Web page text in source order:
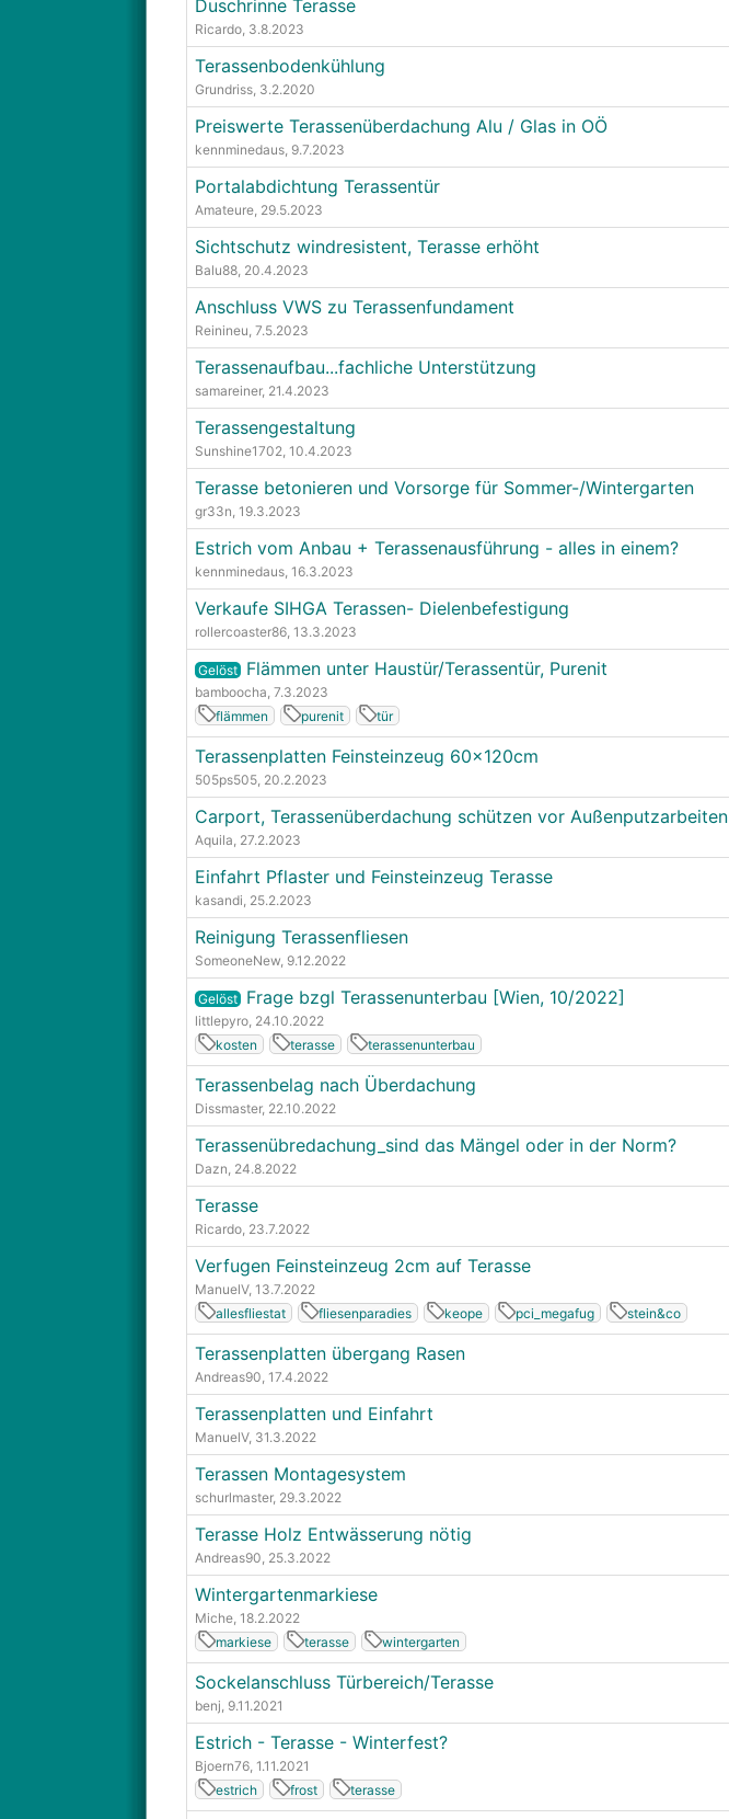
Duschrinne Terasse
Ricardo, 3.8.2023
Terassenbodenkühlung
Grundriss, 3.2.2020
Preiswerte Terassenüberdachung Alu / Glas in OÖ
kennminedaus, 9.7.2023
Portalabdichtung Terassentür
Amateure, 29.5.2023
Sichtschutz windresistent, Terasse erhöht
Balu88, 20.4.2023
Anschluss VWS zu Terassenfundament
Reinineu, 7.5.2023
Terassenaufbau...fachliche Unterstützung
samareiner, 21.4.2023
Terassengestaltung
Sunshine1702, 10.4.2023
Terasse betonieren und Vorsorge für Sommer-/Wintergarten
gr33n, 19.3.2023
Estrich vom Anbau + Terassenausführung - alles in einem?
kennminedaus, 16.3.2023
Verkaufe SIHGA Terassen- Dielenbefestigung
rollercoaster86, 13.3.2023
Gelöst Flämmen unter Haustür/Terassentür, Purenit
bamboocha, 7.3.2023
flämmen
purenit tür
Terassenplatten Feinsteinzeug 60x120cm
505ps505, 20.2.2023
Carport, Terassenüberdachung schützen vor Außenputzarbeiten
Aquila, 27.2.2023
Einfahrt Pflaster und Feinsteinzeug Terasse
kasandi, 25.2.2023
Reinigung Terassenfliesen
SomeoneNew, 9.12.2022
Gelöst Frage bzgl Terassenunterbau [Wien, 10/2022]
littlepyro, 24.10.2022
kosten
terasse terassenunterbau
Terassenbelag nach Überdachung
Dissmaster, 22.10.2022
Terassenübredachung_sind das Mängel oder in der Norm?
Dazn, 24.8.2022
Terasse
Ricardo, 23.7.2022
Verfugen Feinsteinzeug 2cm auf Terasse
ManuelV, 13.7.2022
allesfliestat
fliesenparadies keope pci_megafug stein&co
Terassenplatten übergang Rasen
Andreas90, 17.4.2022
Terassenplatten und Einfahrt
ManuelV, 31.3.2022
Terassen Montagesystem
schurlmaster, 29.3.2022
Terasse Holz Entwässerung nötig
Andreas90, 25.3.2022
Wintergartenmarkiese
Miche, 18.2.2022
markiese
terasse wintergarten
Sockelanschluss Türbereich/Terasse
benj, 9.11.2021
Estrich - Terasse - Winterfest?
Bjoern76, 1.11.2021
estrich
frost terasse